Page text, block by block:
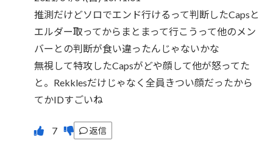
推測だけどソロでエンド行けるって判断したCapsと
エルダー取ってからまとまって行こうって他のメン
バーとの判断が食い違ったんじゃないかな
無視して特攻したCapsがどや顔して他が怒ってた
と。Rekklesだけじゃなく全員きつい顔だったから
てかIDすごいね
返信